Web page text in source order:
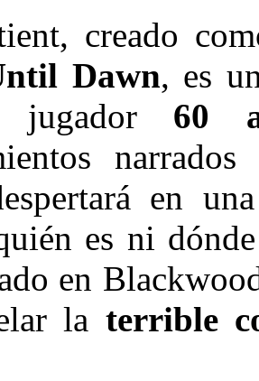
creado
Dawn, es
jugador 60
en
es ni
en
la terrible